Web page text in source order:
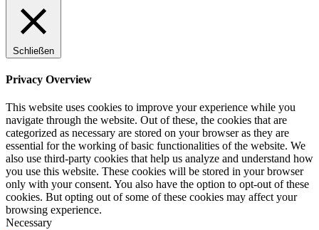
Schließen
Privacy Overview
This website uses cookies to improve your experience while you
navigate through the website. Out of these, the cookies that are
categorized as necessary are stored on your browser as they are
essential for the working of basic functionalities of the website. We
also use third-party cookies that help us analyze and understand how
you use this website. These cookies will be stored in your browser
only with your consent. You also have the option to opt-out of these
cookies. But opting out of some of these cookies may affect your
browsing experience.
Necessary